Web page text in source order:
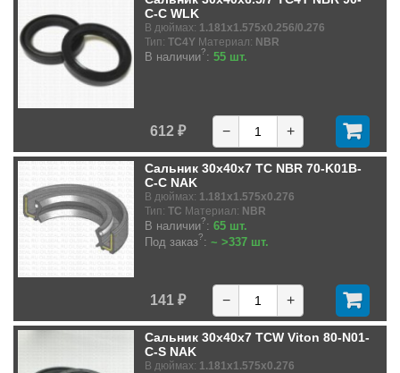
C-C WLK
В дюймах: 1.181x1.575x0.256/0.276
Тип: TC4Y Материал: NBR
В наличии?: 55 шт.
612 ₽ − +
Сальник 30x40x7 TC NBR 70-K01B-
C-C NAK
В дюймах: 1.181x1.575x0.276
Тип: TC Материал: NBR
В наличии?: 65 шт.
Под заказ?: ~ >337 шт.
141 ₽ − +
Сальник 30x40x7 TCW Viton 80-N01-
C-S NAK
В дюймах: 1.181x1.575x0.276